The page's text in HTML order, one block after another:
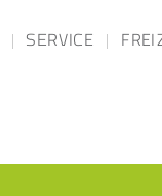
SERVICE